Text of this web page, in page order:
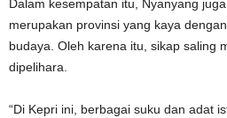
Dalam kesempatan itu, Nyanyang
merupakan provinsi yang kaya
budaya. Oleh karena itu, sikap saling
dipelihara.
“Di Kepri ini, berbagai suku dan adat